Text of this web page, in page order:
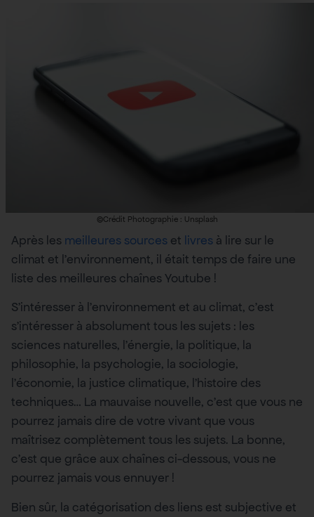
©Crédit Photographie : Unsplash
Après les meilleures sources et livres à lire sur le
climat et l’environnement, il était temps de faire une
liste des meilleures chaînes Youtube !
S’intéresser à l’environnement et au climat, c’est
s’intéresser à absolument tous les sujets : les
sciences naturelles, l’énergie, la politique, la
philosophie, la psychologie, la sociologie,
l’économie, la justice climatique, l’histoire des
techniques… La mauvaise nouvelle, c’est que vous ne
pourrez jamais dire de votre vivant que vous
maîtrisez complètement tous les sujets. La bonne,
c’est que grâce aux chaînes ci-dessous, vous ne
pourrez jamais vous ennuyer !
Bien sûr, la catégorisation des liens est subjective et